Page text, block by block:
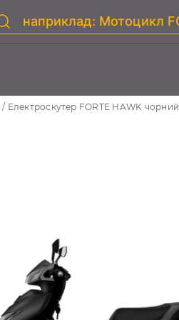
Електроскутер FORTE HAWK чорний